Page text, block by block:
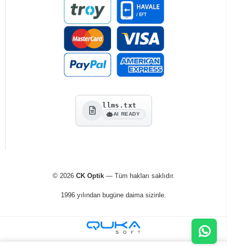
llms.txt
AI READY
© 2026 CK Optik— Tüm hakları saklıdır.
1996 yılından bugüne daima sizinle.